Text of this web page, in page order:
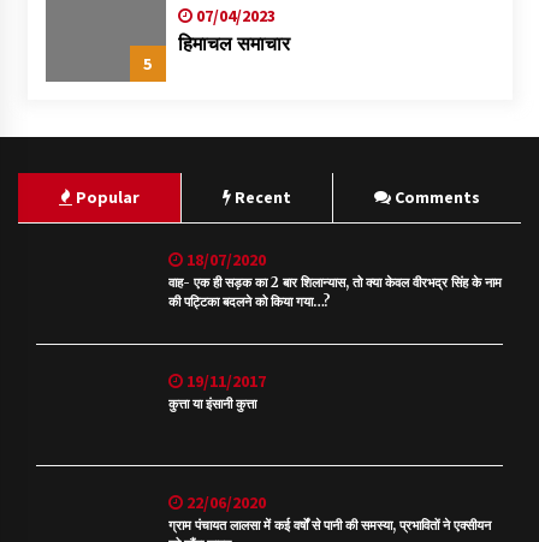
5
07/04/2023
हिमाचल समाचार
Popular Recent Comments
18/07/2020
वाह- एक ही सड़क का 2 बार शिलान्यास, तो क्या केवल वीरभद्र सिंह के नाम
की पट्टिका बदलने को किया गया…?
19/11/2017
कुत्ता या इंसानी कुत्ता
22/06/2020
ग्राम पंचायत लालसा में कई वर्षों से पानी की समस्या, प्रभावितों ने एक्सीयन